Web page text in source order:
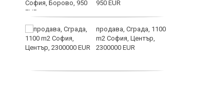
950 EUR
продава, Сграда, 1100
m2 София, Център,
2300000 EUR